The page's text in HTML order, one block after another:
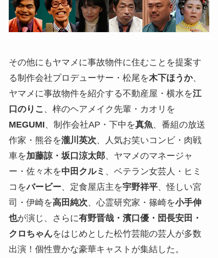
その他にもヤマメに事故物件に住むことを提案す
る制作会社プロデューサー・松尾を木下ほうか、
ヤマメに事故物件を紹介する不動産屋・横水を江
口のりこ 、梓のヘアメイク先輩・カオリを
MEGUMI、制作会社AP・下中を真魚、番組の放送
作家・熊谷を瀧川英次、人気お笑いコンビ・肉戦
車を加藤諒・坂口涼太郎、ヤマメのマネージャ
ー・佐々木を中田クルミ 、ベテラン女芸人・ヒミ
コをバービー、定食屋店主を宇野祥平、怪しい宮
司・伊崎を高田純次、心霊研究家・篠崎を小手伸
也が演じ、さらに有野晋哉・ 濱口優・団長安田・
クロちゃんをはじめとした松竹芸能の芸人が多数
出演！個性豊かな豪華キャストが集結した。